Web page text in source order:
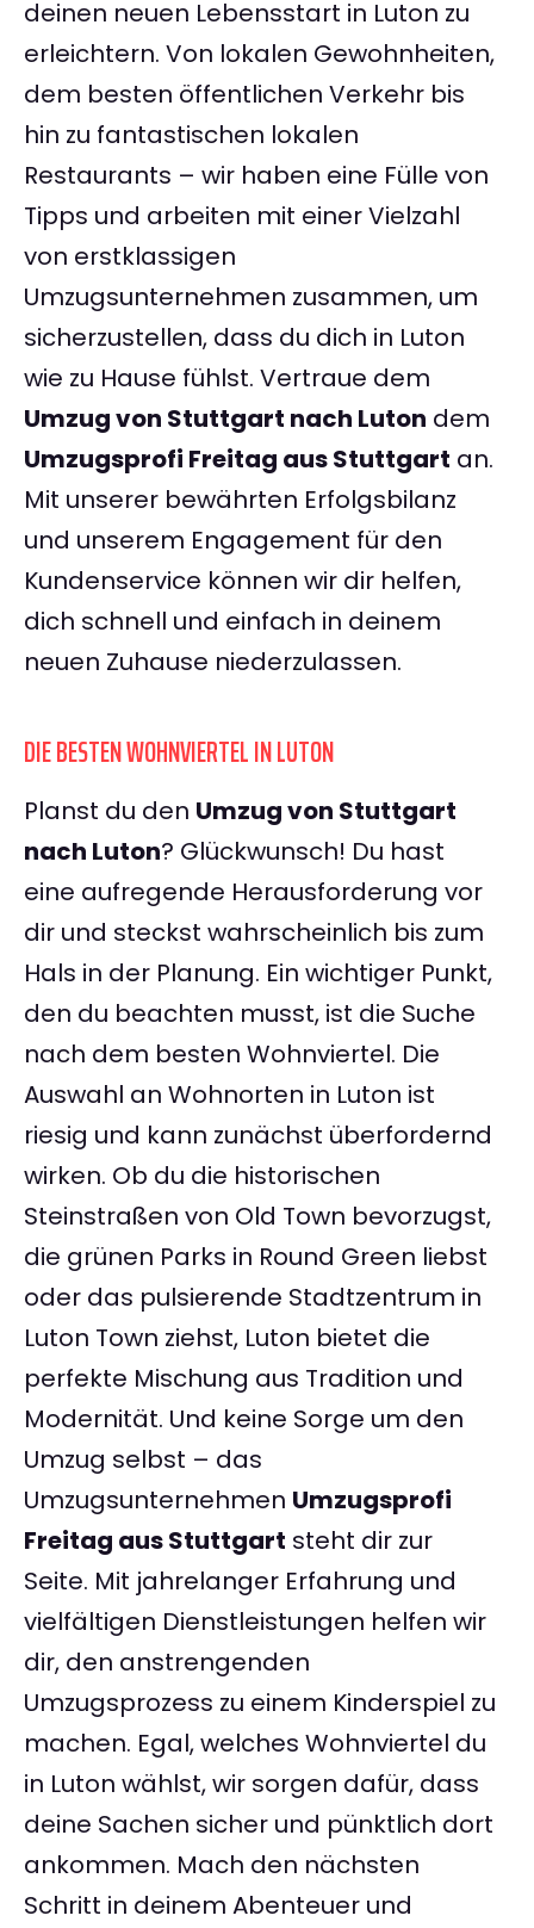
deinen neuen Lebensstart in Luton zu
erleichtern. Von lokalen Gewohnheiten,
dem besten öffentlichen Verkehr bis
hin zu fantastischen lokalen
Restaurants – wir haben eine Fülle von
Tipps und arbeiten mit einer Vielzahl
von erstklassigen
Umzugsunternehmen zusammen, um
sicherzustellen, dass du dich in Luton
wie zu Hause fühlst. Vertraue dem
Umzug von Stuttgart nach Luton dem
Umzugsprofi Freitag aus Stuttgart an.
Mit unserer bewährten Erfolgsbilanz
und unserem Engagement für den
Kundenservice können wir dir helfen,
dich schnell und einfach in deinem
neuen Zuhause niederzulassen.
DIE BESTEN WOHNVIERTEL IN LUTON
Planst du den Umzug von Stuttgart
nach Luton? Glückwunsch! Du hast
eine aufregende Herausforderung vor
dir und steckst wahrscheinlich bis zum
Hals in der Planung. Ein wichtiger Punkt,
den du beachten musst, ist die Suche
nach dem besten Wohnviertel. Die
Auswahl an Wohnorten in Luton ist
riesig und kann zunächst überfordernd
wirken. Ob du die historischen
Steinstraßen von Old Town bevorzugst,
die grünen Parks in Round Green liebst
oder das pulsierende Stadtzentrum in
Luton Town ziehst, Luton bietet die
perfekte Mischung aus Tradition und
Modernität. Und keine Sorge um den
Umzug selbst – das
Umzugsunternehmen Umzugsprofi
Freitag aus Stuttgart steht dir zur
Seite. Mit jahrelanger Erfahrung und
vielfältigen Dienstleistungen helfen wir
dir, den anstrengenden
Umzugsprozess zu einem Kinderspiel zu
machen. Egal, welches Wohnviertel du
in Luton wählst, wir sorgen dafür, dass
deine Sachen sicher und pünktlich dort
ankommen. Mach den nächsten
Schritt in deinem Abenteuer und